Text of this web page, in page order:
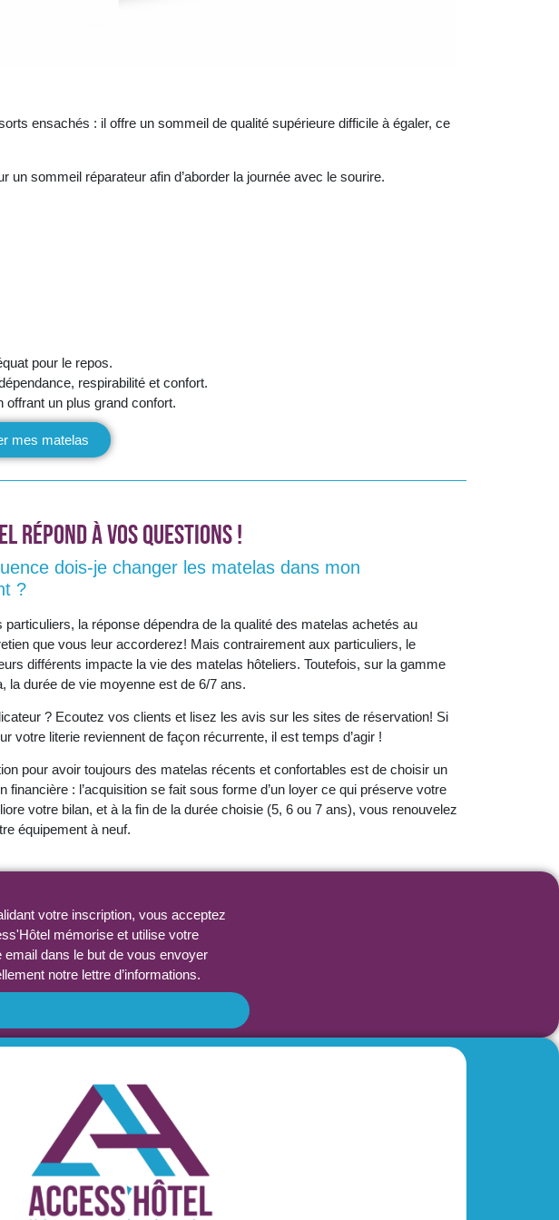
ensachés : il offre un sommeil de qualité supérieure difficile à égaler, ce
sommeil réparateur afin d’aborder la journée avec le sourire.
pour le repos.
respirabilité et confort.
un plus grand confort.
mes matelas
répond à vos questions !
dois-je changer les matelas dans mon
?
la réponse dépendra de la qualité des matelas achetés au
que vous leur accorderez! Mais contrairement aux particuliers, le
différents impacte la vie des matelas hôteliers. Toutefois, sur la gamme
la durée de vie moyenne est de 6/7 ans.
? Ecoutez vos clients et lisez les avis sur les sites de réservation! Si
votre literie reviennent de façon récurrente, il est temps d’agir !
pour avoir toujours des matelas récents et confortables est de choisir un
financière : l’acquisition se fait sous forme d’un loyer ce qui préserve votre
votre bilan, et à la fin de la durée choisie (5, 6 ou 7 ans), vous renouvelez
équipement à neuf.
votre inscription, vous acceptez
mémorise et utilise votre
email dans le but de vous envoyer
notre lettre d’informations.